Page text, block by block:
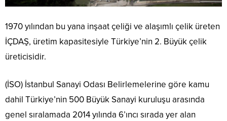
1970 yılından bu yana inşaat çeliği ve alaşımlı çelik üreten
İÇDAŞ, üretim kapasitesiyle Türkiye’nin 2. Büyük çelik
üreticisidir.
(İSO) İstanbul Sanayi Odası Belirlemelerine göre kamu
dahil Türkiye’nin 500 Büyük Sanayi kuruluşu arasında
genel sıralamada 2014 yılında 6’ıncı sırada yer alan